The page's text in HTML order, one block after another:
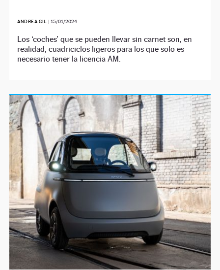
ANDREA GIL | 15/01/2024
Los ‘coches’ que se pueden llevar sin carnet son, en
realidad, cuadriciclos ligeros para los que solo es
necesario tener la licencia AM.